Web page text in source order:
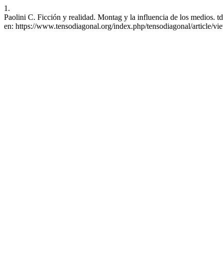
1.
Paolini C. Ficción y realidad. Montag y la influencia de los medios.
en: https://www.tensodiagonal.org/index.php/tensodiagonal/article/